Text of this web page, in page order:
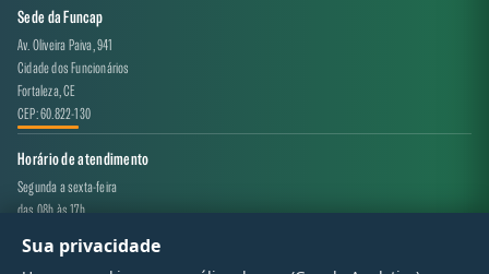
Sede da Funcap
Av. Oliveira Paiva, 941
Cidade dos Funcionários
Fortaleza, CE
CEP: 60.822-130
Horário de atendimento
Segunda a sexta-feira
das 08h às 17h
Canal de atendimento
Sua privacidade